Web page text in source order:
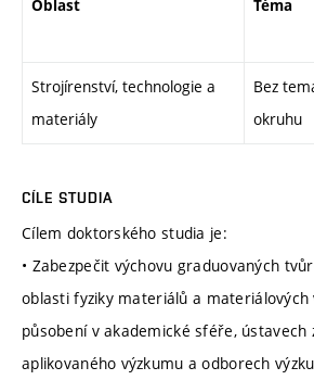
Oblast Téma
Strojírenství, technologie a
materiály
Bez
okruhu
CÍLE STUDIA
Cílem doktorského studia je:
• Zabezpečit výchovu graduovaných
oblasti fyziky materiálů a materiálových
působení v akademické sféře, ústavech
aplikovaného výzkumu a odborech